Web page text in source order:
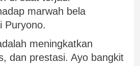
marwah bela
Puryono.
meningkatkan
dan prestasi. Ayo bangkit